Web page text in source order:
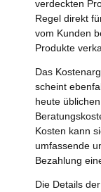
verdeckten
Regel direkt
vom Kunden
Produkte
Das
scheint
heute
Kosten kann
umfassende
Bezahlung
Die Details